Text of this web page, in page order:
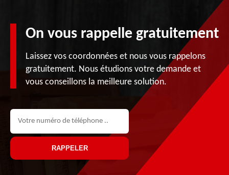
On vous rappelle gratuitement
Laissez vos coordonnées et nous vous rappelons
gratuitement. Nous étudions votre demande et
vous conseillons la meilleure solution.